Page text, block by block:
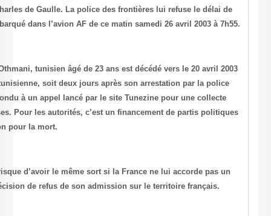
son arrivée à l’Aéroport de Roissy Charles de Gaulle. La police
grâce de 24 heures. Il risque d’être embarqué dans l’avion AF de ce
Nous venons d’apprendre queMaher Othmani , tunisien âgé de 23
dans les locaux de la police politique tunisienne, soit deux jours
près de chez lui. Son crime : avoir répondu à un appel lancé par le
d’argent pour des familles nécessiteuses. Pour les autorités, c’est
illégaux. Cela vaut torture, et une option pour la mort.
Si Maher est mort, son copain Béchir risque d’avoir le même sort si
délai de grâce pour faire appel de la décision de refus de son